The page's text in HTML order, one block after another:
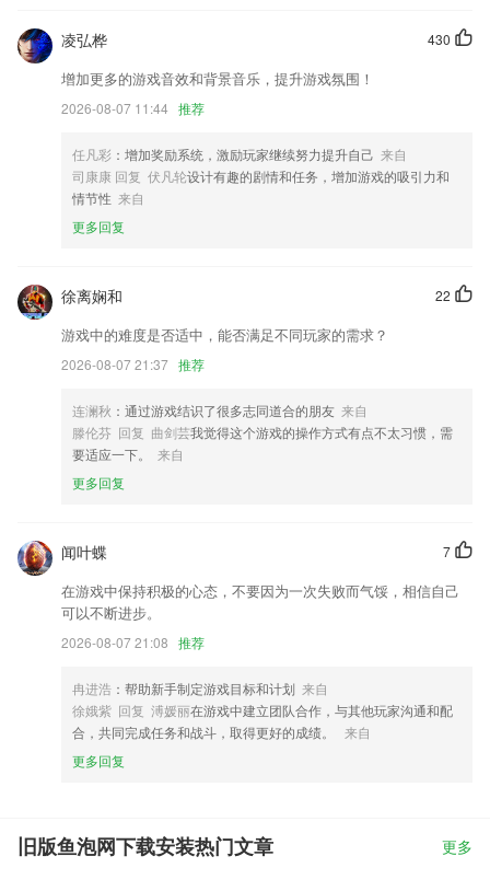
讲解清楚。
6.方便的获取渠道,依托移动终端,实现了医学知识的手机平移,实现了医生
追踪优化
自定义海报支持添加分类，同时支持图片的自由裁剪和抠图操作
想表达对作者的爱?月票打赏送送送...
以上就是星空·综合体育的介绍，如果您喜欢这款软件，您可以到应用商
店进行打分评论，说出您的使用经历，以帮助我们更好的对产品进行优化
漫画频道改版，给你更好的追番体验
联系我们
以上就是旧版鱼泡网下载安装的介绍，如果您喜欢这款软件，您可以到应
用商店进行打分评论，说出您的使用经历，以帮助我们更好的对产品进行
优化修改。
430
凌弘桦
增加更多的游戏音效和背景音乐，提升游戏氛围！
2026-08-07 11:44 推荐
任凡彩 ：增加奖励系统，激励玩家继续努力提升自己 来自
司康康 回复 伏凡轮设计有趣的剧情和任务，增加游戏的吸引力和
情节性 来自
更多回复
22
徐离娴和
游戏中的难度是否适中，能否满足不同玩家的需求？
2026-08-07 21:37 推荐
连澜秋 ：通过游戏结识了很多志同道合的朋友 来自
滕伦芬 回复 曲剑芸我觉得这个游戏的操作方式有点不太习惯，需
要适应一下。
来自
更多回复
7
闻叶蝶
在游戏中保持积极的心态，不要因为一次失败而气馁，相信自己
可以不断进步。
2026-08-07 21:08 推荐
冉进浩 ：帮助新手制定游戏目标和计划 来自
徐娥紫 回复 溥媛丽在游戏中建立团队合作，与其他玩家沟通和配
合，共同完成任务和战斗，取得更好的成绩。
来自
更多回复
旧版鱼泡网下载安装热门文章 更多